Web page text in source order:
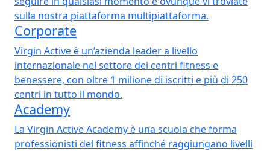
sulla nostra piattaforma multipiattaforma.
Corporate
Virgin Active è un’azienda leader a livello
internazionale nel settore dei centri fitness e
benessere, con oltre 1 milione di iscritti e più di 250
centri in tutto il mondo.
Academy
La Virgin Active Academy è una scuola che forma
professionisti del fitness affinché raggiungano livelli